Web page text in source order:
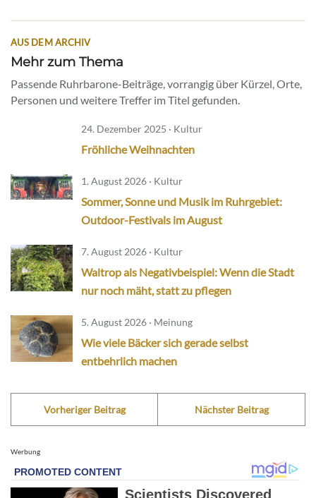
AUS DEM ARCHIV
Mehr zum Thema
Passende Ruhrbarone-Beiträge, vorrangig über Kürzel, Orte,
Personen und weitere Treffer im Titel gefunden.
24. Dezember 2025 · Kultur
Fröhliche Weihnachten
1. August 2026 · Kultur
Sommer, Sonne und Musik im Ruhrgebiet:
Outdoor-Festivals im August
7. August 2026 · Kultur
Waltrop als Negativbeispiel: Wenn die Stadt
nur noch mäht, statt zu pflegen
5. August 2026 · Meinung
Wie viele Bäcker sich gerade selbst
entbehrlich machen
Vorheriger Beitrag Nächster Beitrag
Werbung